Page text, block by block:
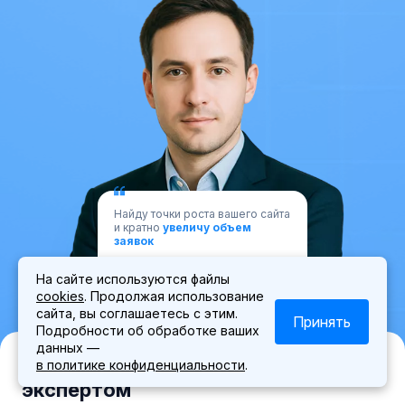
Запишитесь на личную встречу с
экспертом
Найду точки роста вашего сайта
и кратно увеличу объем
заявок
Мотузко
специалист
На сайте используются файлы
cookies. Продолжая использование
сайта, вы соглашаетесь с этим.
Подробности об обработке ваших
данных —
в политике конфиденциальности.
Принять